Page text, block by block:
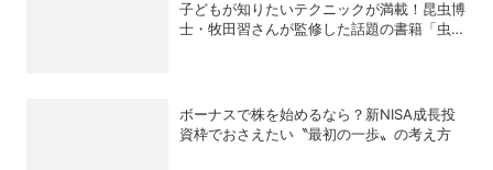
子どもが知りたいテクニックが満載！昆虫博
士・牧田習さんが監修した話題の書籍「虫と
ボーナスで株を始めるなら？新NISA成長投
資枠でおさえたい〝最初の一歩〟の考え方